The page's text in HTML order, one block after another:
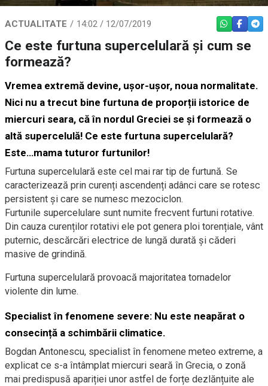
ACTUALITATE 14:02 / 12/07/2019 WHATSAPP
Ce este furtuna supercelulară și cum se
formează?
Vremea extremă devine, ușor-ușor, noua normalitate.
Nici nu a trecut bine furtuna de proporții istorice de
miercuri seara, că în nordul Greciei se și formează o
altă supercelulă! Ce este furtuna supercelulară?
Este…mama tuturor furtunilor!
Furtuna supercelulară este cel mai rar tip de furtună. Se
caracterizează prin curenți ascendenți adânci care se rotesc
persistent și care se numesc mezociclon.
Furtunile supercelulare sunt numite frecvent furtuni rotative.
Din cauza curenților rotativi ele pot genera ploi torențiale, vânt
puternic, descărcări electrice de lungă durată și căderi
masive de grindină.
Furtuna supercelulară provoacă majoritatea tornadelor
violente din lume.
Specialist în fenomene severe: Nu este neapărat o
consecință a schimbării climatice.
Bogdan Antonescu, specialist în fenomene meteo extreme, a
explicat ce s-a întâmplat miercuri seară în Grecia, o zonă
mai predispusă apariției unor astfel de forțe dezlănțuite ale